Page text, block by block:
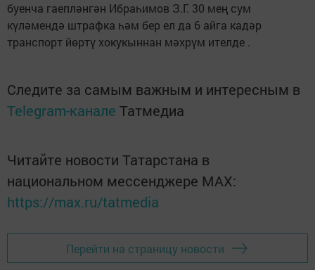
буенча гаепләнгән Ибраһимов З.Г. 30 мең сум
күләмендә штрафка һәм бер ел да 6 айга кадәр
транспорт йөртү хокукыннан мәхрүм ителде .
Следите за самым важным и интересным в
Telegram-канале Татмедиа
Читайте новости Татарстана в
национальном мессенджере MАХ:
https://max.ru/tatmedia
Перейти на страницу новости